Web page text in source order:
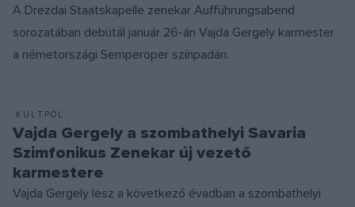
A Drezdai Staatskapelle zenekar Aufführungsabend
sorozatában debütál január 26-án Vajda Gergely karmester
a németországi Semperoper színpadán.
KULTPOL
Vajda Gergely a szombathelyi Savaria
Szimfonikus Zenekar új vezető
karmestere
Vajda Gergely lesz a következő évadban a szombathelyi